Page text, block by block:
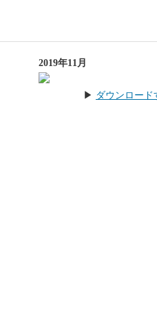
2019年11月
▶︎ ダウンロード